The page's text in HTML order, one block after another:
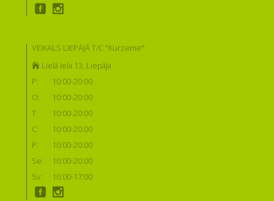
VEIKALS LIEPĀJĀ T/C "Kurzeme":
Lielā iela 13, Liepāja
P:
10:00-20:00
O:
10:00-20:00
T:
10:00-20:00
C:
10:00-20:00
P:
10:00-20:00
Se:
10:00-20:00
Sv:
10:00-17:00